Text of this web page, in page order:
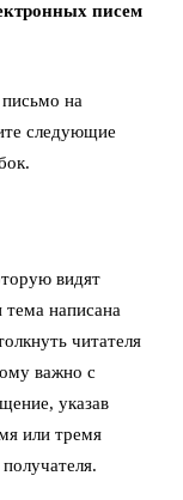
писем
на
следующие
видят
тема написана
читателя
важно с
указав
или тремя